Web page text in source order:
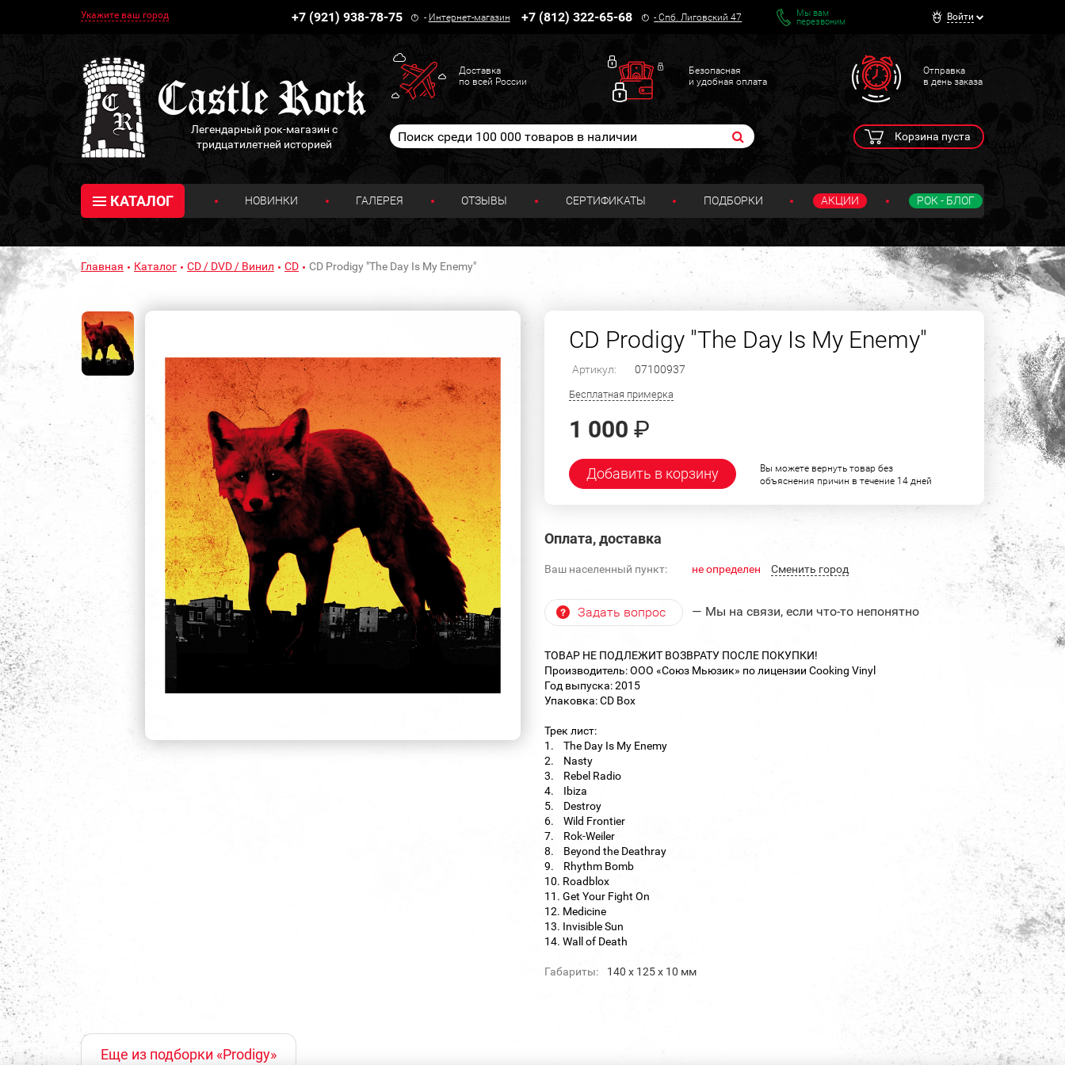
Укажите ваш город +7 (921) 938-78-75 - Интернет-магазин +7 (812) 322-65-68 -Спб. Лиговский 47
Мы вам
перезвоним
Войти
Легендарный рок-магазин с
тридцатилетней историей
Доставка
по всей России
Безопасная
и удобная оплата
Отправка
в день заказа
Корзина пуста
КАТАЛОГ НОВИНКИ ГАЛЕРЕЯ ОТЗЫВЫ СЕРТИФИКАТЫ ПОДБОРКИ АКЦИИ РОК - БЛОГ
Главная Каталог CD / DVD / Винил CD CD Prodigy "The Day Is My Enemy"
CD Prodigy "The Day Is My Enemy"
Артикул: 07100937
Бесплатная примерка
1 000 ₽
Добавить в корзину
Вы можете вернуть товар без
объяснения причин в течение 14 дней
Оплата, доставка
Ваш населенный пункт: не определен Cменить город
Задать вопрос — Мы на связи, если что-то непонятно
ТОВАР НЕ ПОДЛЕЖИТ ВОЗВРАТУ ПОСЛЕ ПОКУПКИ!
Производитель: ООО «Союз Мьюзик» по лицензии Cooking Vinyl
Год выпуска: 2015
Упаковка: CD Box
Трек лист:
1. The Day Is My Enemy
2. Nasty
3. Rebel Radio
4. Ibiza
5. Destroy
6. Wild Frontier
7. Rok-Weiler
8. Beyond the Deathray
9. Rhythm Bomb
10. Roadblox
11. Get Your Fight On
12. Medicine
13. Invisible Sun
14. Wall of Death
Габариты: 140 х 125 х 10 мм
Еще из подборки «Prodigy»